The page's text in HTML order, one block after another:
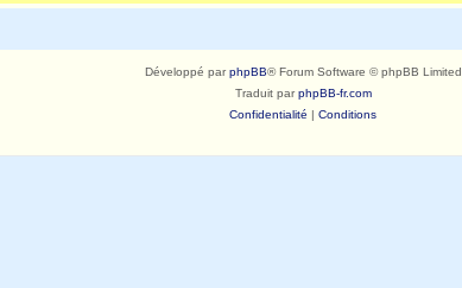
Développé parphpBB® Forum Software © phpBB Limited
Traduit parphpBB-fr.com
Confidentialité | Conditions